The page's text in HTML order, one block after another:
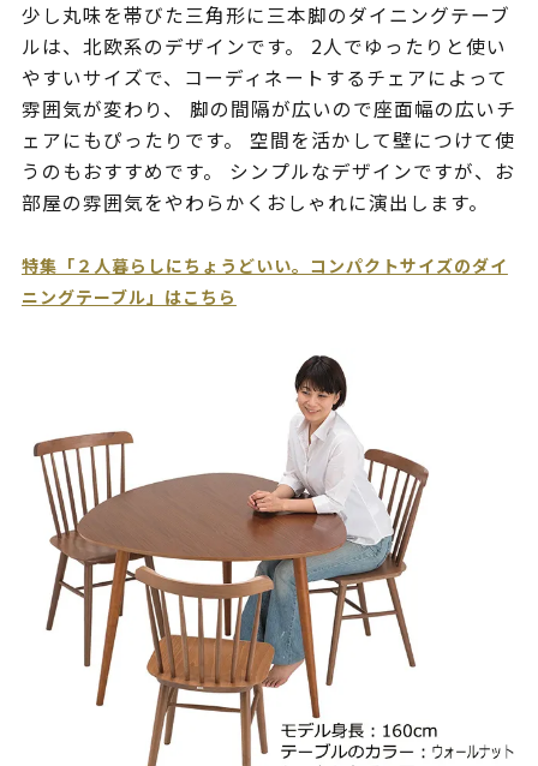
少し丸味を帯びた三角形に三本脚のダイニングテーブ
ルは、北欧系のデザインです。 2人でゆったりと使い
やすいサイズで、コーディネートするチェアによって
雰囲気が変わり、 脚の間隔が広いので座面幅の広いチ
ェアにもぴったりです。 空間を活かして壁につけて使
うのもおすすめです。 シンプルなデザインですが、お
部屋の雰囲気をやわらかくおしゃれに演出します。
特集「２人暮らしにちょうどいい。コンパクトサイズのダイ
ニングテーブル」はこちら